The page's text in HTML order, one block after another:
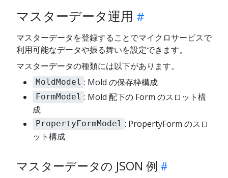
マスターデータ運用
マスターデータを登録することでマイクロサービスで
利用可能なデータや振る舞いを設定できます。
マスターデータの種類には以下があります。
MoldModel : Mold の保存枠構成
FormModel : Mold 配下の Form のスロット構
成
PropertyFormModel : PropertyForm のスロ
ット構成
マスターデータの JSON 例